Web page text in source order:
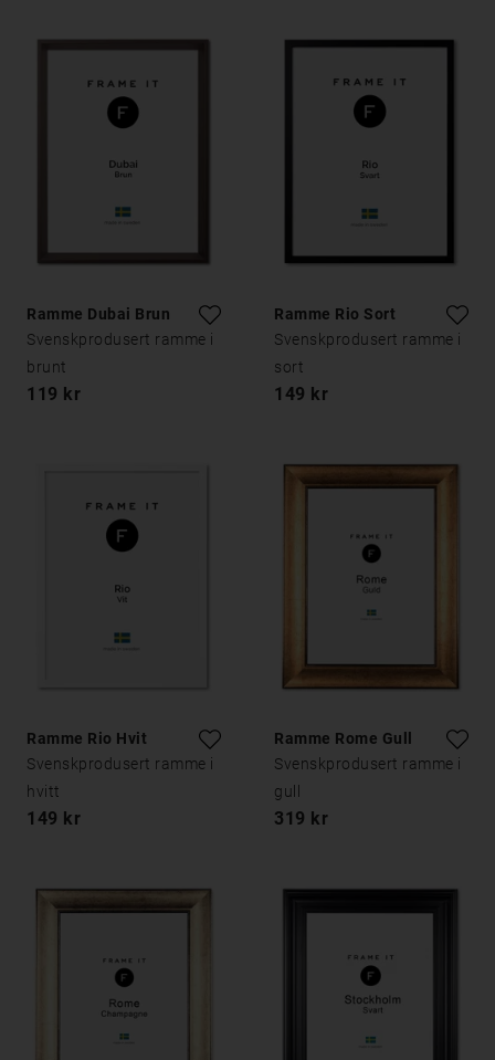
Ramme Dubai Brun
Svenskprodusert ramme i
brunt
119 kr
Ramme Rio Sort
Svenskprodusert ramme i
sort
149 kr
Ramme Rio Hvit
Svenskprodusert ramme i
hvitt
149 kr
Ramme Rome Gull
Svenskprodusert ramme i
gull
319 kr